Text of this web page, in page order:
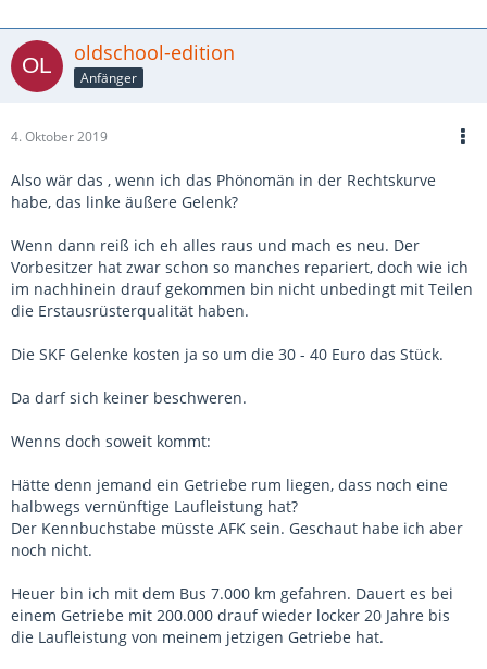
oldschool-edition
Anfänger
4. Oktober 2019
Also wär das , wenn ich das Phönomän in der Rechtskurve
habe, das linke äußere Gelenk?
Wenn dann reiß ich eh alles raus und mach es neu. Der
Vorbesitzer hat zwar schon so manches repariert, doch wie ich
im nachhinein drauf gekommen bin nicht unbedingt mit Teilen
die Erstausrüsterqualität haben.
Die SKF Gelenke kosten ja so um die 30 - 40 Euro das Stück.
Da darf sich keiner beschweren.
Wenns doch soweit kommt:
Hätte denn jemand ein Getriebe rum liegen, dass noch eine
halbwegs vernünftige Laufleistung hat?
Der Kennbuchstabe müsste AFK sein. Geschaut habe ich aber
noch nicht.
Heuer bin ich mit dem Bus 7.000 km gefahren. Dauert es bei
einem Getriebe mit 200.000 drauf wieder locker 20 Jahre bis
die Laufleistung von meinem jetzigen Getriebe hat.